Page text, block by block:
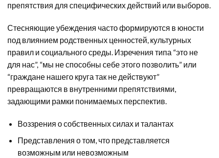
препятствия для специфических действий или выборов.
Стесняющие убеждения часто формируются в юности
под влиянием родственных ценностей, культурных
правил и социального среды. Изречения типа “это не
для нас”, “мы не способны себе этого позволить” или
“граждане нашего круга так не действуют”
превращаются в внутренними препятствиями,
задающими рамки понимаемых перспектив.
Воззрения о собственных силах и талантах
Представления о том, что представляется
возможным или невозможным